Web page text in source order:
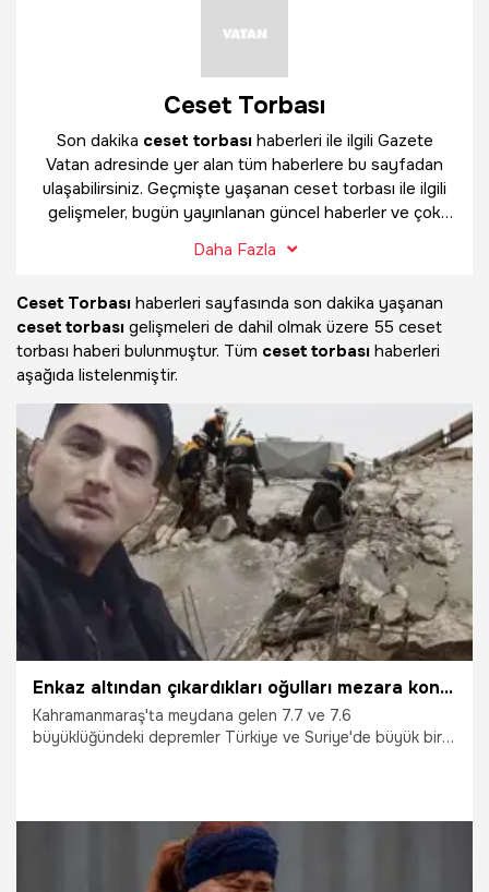
Ceset Torbası
Son dakika ceset torbası haberleri ile ilgili Gazete
Vatan adresinde yer alan tüm haberlere bu sayfadan
ulaşabilirsiniz. Geçmişte yaşanan ceset torbası ile ilgili
gelişmeler, bugün yayınlanan güncel haberler ve çok
bulabilirsiniz.
Daha Fazla
Ceset Torbası haberleri sayfasında son dakika yaşanan
ceset torbası gelişmeleri de dahil olmak üzere 55 ceset
torbası haberi bulunmuştur. Tüm ceset torbası haberleri
aşağıda listelenmiştir.
Enkaz altından çıkardıkları oğulları mezara konulacakken canlandı
Kahramanmaraş'ta meydana gelen 7.7 ve 7.6
büyüklüğündeki depremler Türkiye ve Suriye'de büyük bir